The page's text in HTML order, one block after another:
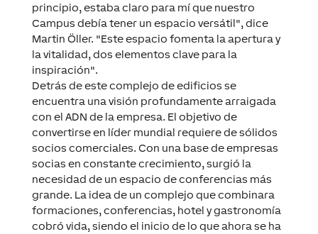
principio, estaba claro para mí que nuestro
Campus debía tener un espacio versátil", dice
Martin Öller. "Este espacio fomenta la apertura y
la vitalidad, dos elementos clave para la
inspiración".
Detrás de este complejo de edificios se
encuentra una visión profundamente arraigada
con el ADN de la empresa. El objetivo de
convertirse en líder mundial requiere de sólidos
socios comerciales. Con una base de empresas
socias en constante crecimiento, surgió la
necesidad de un espacio de conferencias más
grande. La idea de un complejo que combinara
formaciones, conferencias, hotel y gastronomía
cobró vida, siendo el inicio de lo que ahora se ha